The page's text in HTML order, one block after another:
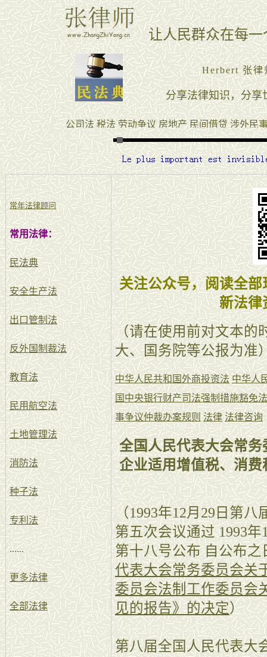
常年法律顾问
常用法律：
民法典
安全生产法
出口管制法
反外国制裁法
教育法
民用航空法
土地管理法
消防法
种子法
专利法
......
更多法律
全部法律
关注公众号，阅读全
新法律
（请在使用前对文本的
大、国务院等公报为准
中华人民共和国外商投资法 中华人
国中央银行财产司法强制措施豁免法
事争议仲裁办案规则 法律 法律咨询
全国人民代表大会常
企业适用增值税、消
（1993年12月29日第
第五次会议通过 1993
第十八号公布 自公布
代表大会常务委员会关
委员会法制工作委员会
见的报告》的决定）
第八届全国人民代表大